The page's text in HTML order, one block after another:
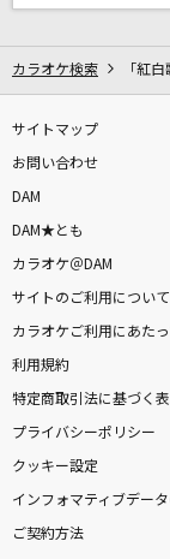
遠藤正明
ゆるふわ樹海
[生音
Misia
自転
ブンレッド/範道大也(
[生音]さざんか
カラオケ検索 「紅
サイトマップ
お問い合わせ
DAM
DAM★とも
カラオケ＠DAM
サイトのご利用について
カラオケご利用にあた
利用規約
特定商取引法に基づく
プライバシーポリシー
クッキー設定
インフォマティブデー
ご契約方法